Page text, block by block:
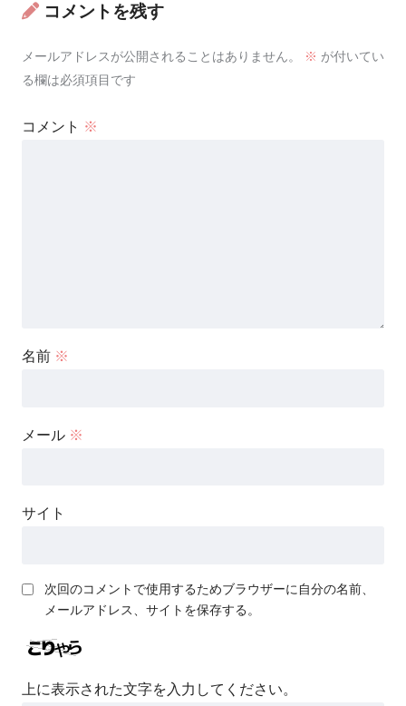
コメントを残す
メールアドレスが公開されることはありません。 ※ が付いてい
る欄は必須項目です
コメント ※
名前 ※
メール ※
サイト
次回のコメントで使用するためブラウザーに自分の名前、
メールアドレス、サイトを保存する。
上に表示された文字を入力してください。